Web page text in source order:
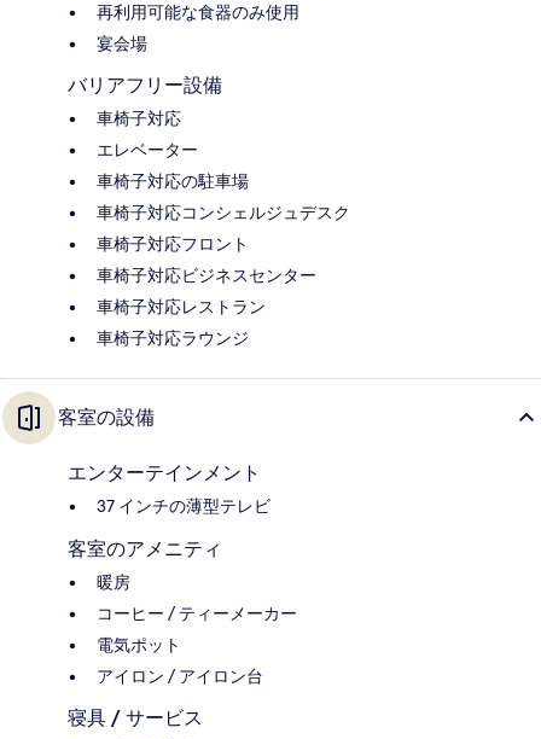
再利用可能な食器のみ使用
宴会場
バリアフリー設備
車椅子対応
エレベーター
車椅子対応の駐車場
車椅子対応コンシェルジュデスク
車椅子対応フロント
車椅子対応ビジネスセンター
車椅子対応レストラン
車椅子対応ラウンジ
客室の設備
エンターテインメント
37 インチの薄型テレビ
客室のアメニティ
暖房
コーヒー / ティーメーカー
電気ポット
アイロン / アイロン台
寝具 / サービス